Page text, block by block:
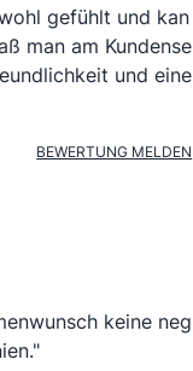
gefühlt und kan
man am Kundense
und eine
BEWERTUNG MELDEN
keine neg